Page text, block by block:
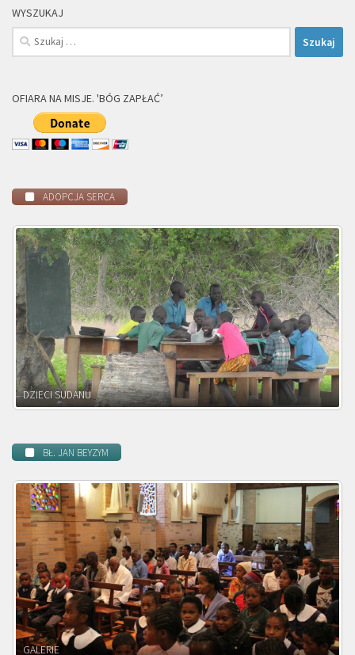
WYSZUKAJ
Szukaj:
OFIARA NA MISJE. 'BÓG ZAPŁAĆ’
ADOPCJA SERCA
DZIECI ZAMBII
BŁ. JAN BEYZYM
POWOŁANIE MISYJNE